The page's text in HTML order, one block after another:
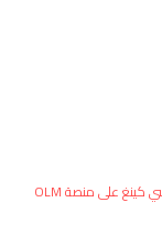
موازين يعوض نيكي جام بفرقة جيبسي كينغ على منصة OLM